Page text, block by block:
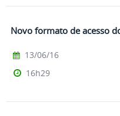
Novo formato de acesso
13/06/16
16h29